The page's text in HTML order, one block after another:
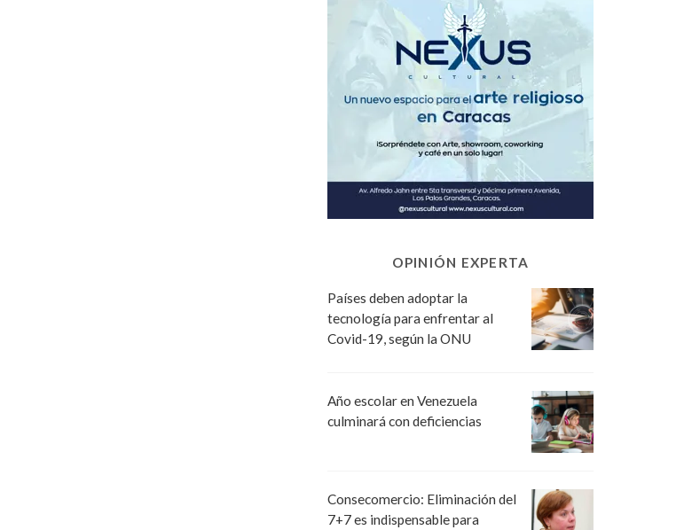
OPINIÓN EXPERTA
Países deben adoptar la
tecnología para enfrentar al
Covid-19, según la ONU
Año escolar en Venezuela
culminará con deficiencias
Consecomercio: Eliminación del
7+7 es indispensable para